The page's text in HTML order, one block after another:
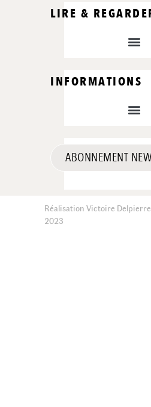
LIRE &
INFORMATIONS
ABONNEMENT
Réalisation Victoire
2023